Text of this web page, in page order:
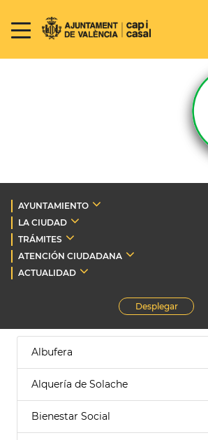
AYUNTAMIENTO
LA CIUDAD
TRÁMITES
ATENCIÓN CIUDADANA
ACTUALIDAD
Desplegar
Albufera
Alquería de Solache
Bienestar Social